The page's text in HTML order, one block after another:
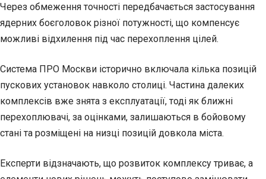
Через обмеження точності передбачається застосування
ядерних боєголовок різної потужності, що компенсує
можливі відхилення під час перехоплення цілей.
Система ПРО Москви історично включала кілька позицій
пускових установок навколо столиці. Частина далеких
комплексів вже знята з експлуатації, тоді як ближні
перехоплювачі, за оцінками, залишаються в бойовому
стані та розміщені на низці позицій довкола міста.
Експерти відзначають, що розвиток комплексу триває, а